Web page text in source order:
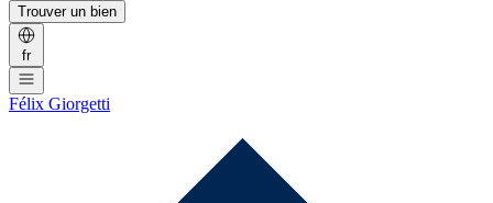
Trouver un bien
fr
Félix Giorgetti